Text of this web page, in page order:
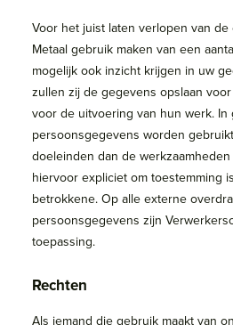
​Voor het juist laten verlopen van
Metaal gebruik maken van een
mogelijk ook inzicht krijgen in uw
zullen zij de gegevens opslaan
voor de uitvoering van hun werk.
persoonsgegevens worden
doeleinden dan de
hiervoor expliciet om toestemming
betrokkene. Op alle externe
persoonsgegevens zijn
toepassing.
Rechten
Als iemand die gebruik maakt van